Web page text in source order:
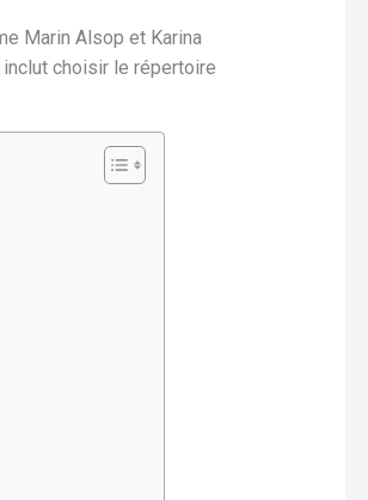
Marin Alsop et Karina
choisir le répertoire